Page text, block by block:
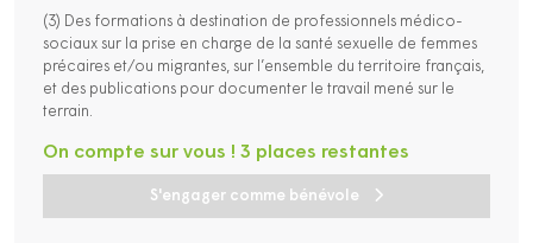
(3) Des formations à destination de professionnels médico-
sociaux sur la prise en charge de la santé sexuelle de femmes
précaires et/ou migrantes, sur l’ensemble du territoire français,
et des publications pour documenter le travail mené sur le
terrain.
S'engager comme bénévole
On compte sur vous ! 3 places restantes